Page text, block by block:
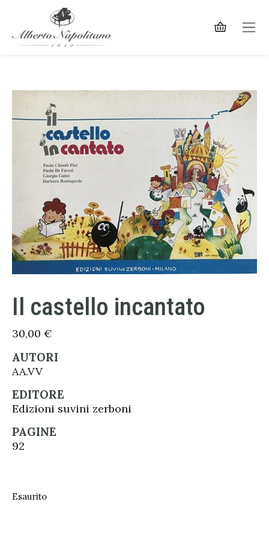
Il castello incantato
30,00 €
AUTORI
AA.VV
EDITORE
Edizioni suvini zerboni
PAGINE
92
Esaurito